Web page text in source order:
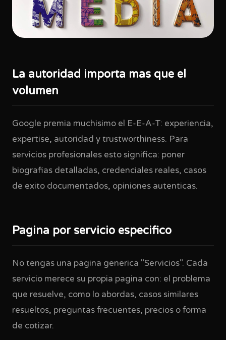
La autoridad importa mas que el
volumen
Google premia muchisimo el E-E-A-T: experiencia,
expertise, autoridad y trustworthiness. Para
servicios profesionales esto significa: poner
biografias detalladas, credenciales reales, casos
de exito documentados, opiniones autenticas.
Pagina por servicio especifico
No tengas una pagina generica "Servicios". Cada
servicio merece su propia pagina con: el problema
que resuelve, como lo abordas, casos similares
resueltos, preguntas frecuentes, precios o forma
de cotizar.